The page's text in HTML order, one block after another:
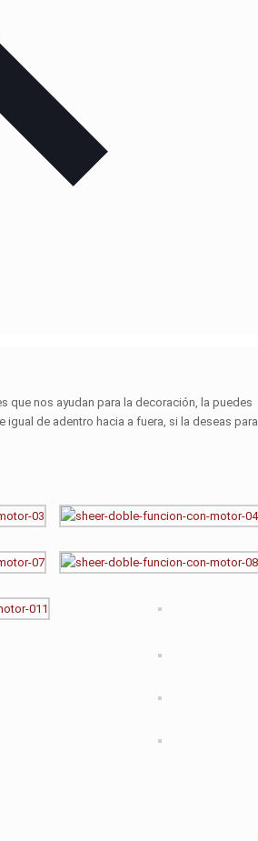
que nos ayudan para la decoración, la puedes
de adentro hacia a fuera, si la deseas para